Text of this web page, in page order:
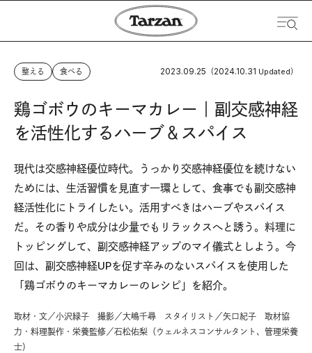
整える 食べる 2023.09.25 （2024.10.31 Updated）
鶏ゴボウのキーマカレー｜副交感神経
を活性化するハーブ＆スパイス
現代は交感神経優位時代。うっかり交感神経優位を続けない
ためには、生活習慣を見直す一環として、食事でも副交感神
経活性化にトライしたい。活用すべきはハーブやスパイス
だ。その香りや成分は少量でもリラックスへと誘う。料理に
トッピングして、副交感神経アップのマイ儀式としよう。今
回は、副交感神経UPを促す辛みのないスパイスを使用した
「鶏ゴボウのキーマカレーのレシピ」を紹介。
取材・文／小沢緑子 撮影／大嶋千尋 スタイリスト／矢口紀子 取材協
力・料理製作・栄養監修／石松佑梨（ウェルネスコンサルタント、管理栄養
士）